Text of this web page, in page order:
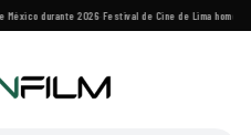
durante 2026·Festival de Cine de Lima